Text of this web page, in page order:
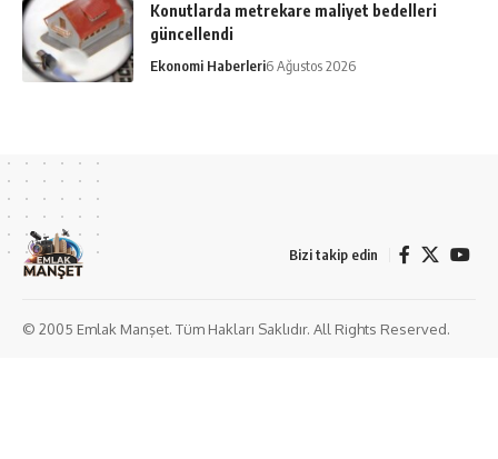
Konutlarda metrekare maliyet bedelleri
güncellendi
Ekonomi Haberleri6 Ağustos 2026
Bizi takip edin
© 2005 Emlak Manşet. Tüm Hakları Saklıdır. All Rights Reserved.